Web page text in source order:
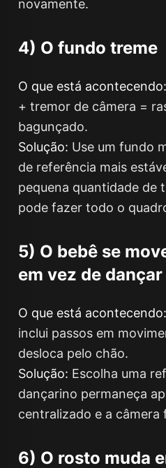
novamente.
4) O fundo treme
O que está acontecendo:
+ tremor de câmera =
bagunçado.
Solução: Use um fundo
de referência mais
pequena quantidade de
pode fazer todo o
5) O bebê se
em vez de
O que está acontecendo:
inclui passos em
desloca pelo chão.
Solução: Escolha uma
dançarino permaneça
centralizado e a câmera
6) O rosto muda